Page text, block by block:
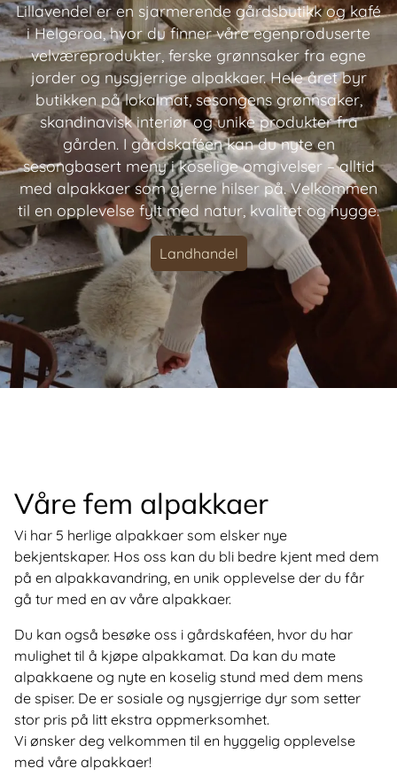
Lillavendel er en sjarmerende gårdsbutikk og kafé
i Helgeroa, hvor du finner våre egenproduserte
velværeprodukter, ferske grønnsaker fra egne
jorder og nysgjerrige alpakkaer. Hele året byr
butikken på lokalmat, sesongens grønnsaker,
skandinavisk interiør og unike produkter fra
gården. I gårdskaféen kan du nyte en
sesongbasert meny i koselige omgivelser – alltid
med alpakkaer som gjerne hilser på. Velkommen
til en opplevelse fylt med natur, kvalitet og hygge.
Landhandel
Våre fem alpakkaer
Vi har 5 herlige alpakkaer som elsker nye
bekjentskaper. Hos oss kan du bli bedre kjent med dem
på en alpakkavandring, en unik opplevelse der du får
gå tur med en av våre alpakkaer.
Du kan også besøke oss i gårdskaféen, hvor du har
mulighet til å kjøpe alpakkamat. Da kan du mate
alpakkaene og nyte en koselig stund med dem mens
de spiser. De er sosiale og nysgjerrige dyr som setter
stor pris på litt ekstra oppmerksomhet.
Vi ønsker deg velkommen til en hyggelig opplevelse
med våre alpakkaer!